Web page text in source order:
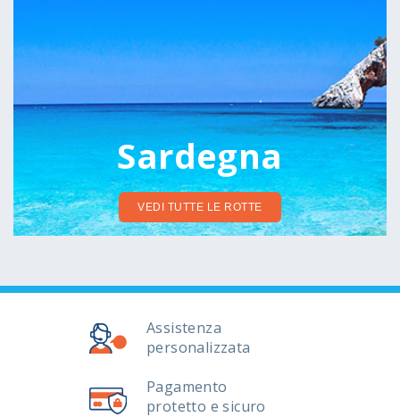
Sardegna
VEDI TUTTE LE ROTTE
Assistenza
personalizzata
Pagamento
protetto e sicuro